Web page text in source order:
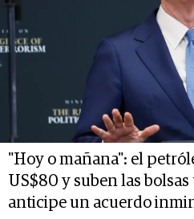
"Hoy o mañana": el
US$80 y suben las
anticipe un acuerdo